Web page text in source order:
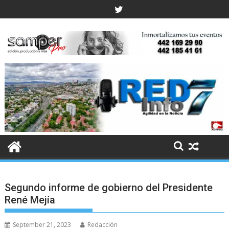
to
Segundo informe de gobierno del Presidente
René Mejía
September 21, 2023 Redacción